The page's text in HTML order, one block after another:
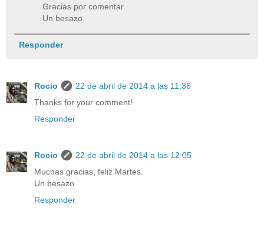
Gracias por comentar.
Un besazo.
Responder
Rocio
22 de abril de 2014 a las 11:36
Thanks for your comment!
Responder
Rocio
22 de abril de 2014 a las 12:05
Muchas gracias, feliz Martes.
Un besazo.
Responder